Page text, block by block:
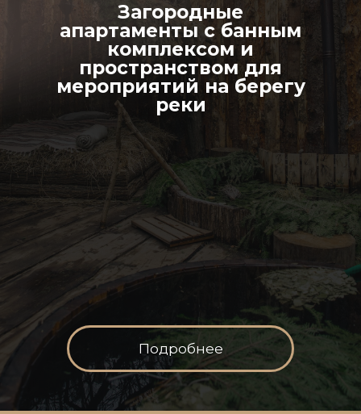
Загородные
апартаменты с банным
комплексом и
пространством для
мероприятий на берегу
реки
Подробнее